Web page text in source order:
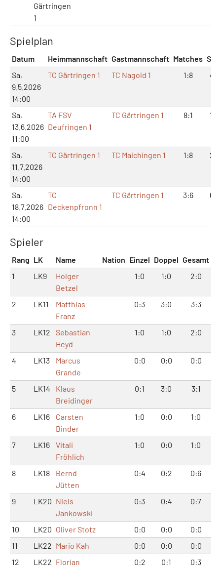
Gärtringen
1
Spielplan
Datum Heimmannschaft Gastmannschaft Matches
Sa,
9.5.2026
14:00
TC Gärtringen 1 TC Nagold 1 1:8
Sa,
13.6.2026
11:00
TA FSV
Deufringen 1
TC Gärtringen 1 8:1
Sa,
11.7.2026
14:00
TC Gärtringen 1 TC Maichingen 1 1:8
Sa,
18.7.2026
14:00
TC
Deckenpfronn 1
TC Gärtringen 1 3:6
Spieler
Rang LK Name Nation Einzel Doppel Gesamt
1
LK9
Holger
Betzel
1:0 1:0 2:0
2 LK11
Matthias
Franz
0:3 3:0 3:3
3 LK12
Sebastian
Heyd
1:0 1:0 2:0
4 LK13
Marcus
Grande
0:0 0:0 0:0
5 LK14
Klaus
Breidinger
0:1 3:0 3:1
6 LK16
Carsten
Binder
1:0 0:0 1:0
7 LK16
Vitali
Fröhlich
1:0 0:0 1:0
8 LK18
Bernd
Jütten
0:4 0:2 0:6
9 LK20 Niels
Jankowski
0:3 0:4 0:7
10 LK20 Oliver Stotz 0:0 0:0
0:0
11
LK22 Mario Kah 0:0 0:0
0:0
12
LK22 Florian
0:2 0:1 0:3